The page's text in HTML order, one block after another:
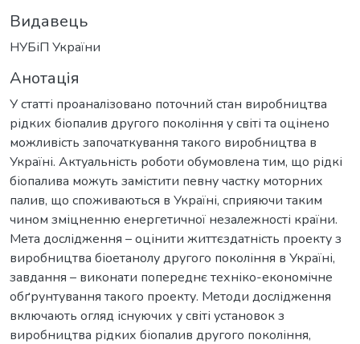
Видавець
НУБіП України
Анотація
У статті проаналізовано поточний стан виробництва
рідких біопалив другого покоління у світі та оцінено
можливість започаткування такого виробництва в
Україні. Актуальність роботи обумовлена тим, що рідкі
біопалива можуть замістити певну частку моторних
палив, що споживаються в Україні, сприяючи таким
чином зміцненню енергетичної незалежності країни.
Мета дослідження – оцінити життєздатність проекту з
виробництва біоетанолу другого покоління в Україні,
завдання – виконати попереднє техніко-економічне
обґрунтування такого проекту. Методи дослідження
включають огляд існуючих у світі установок з
виробництва рідких біопалив другого покоління,